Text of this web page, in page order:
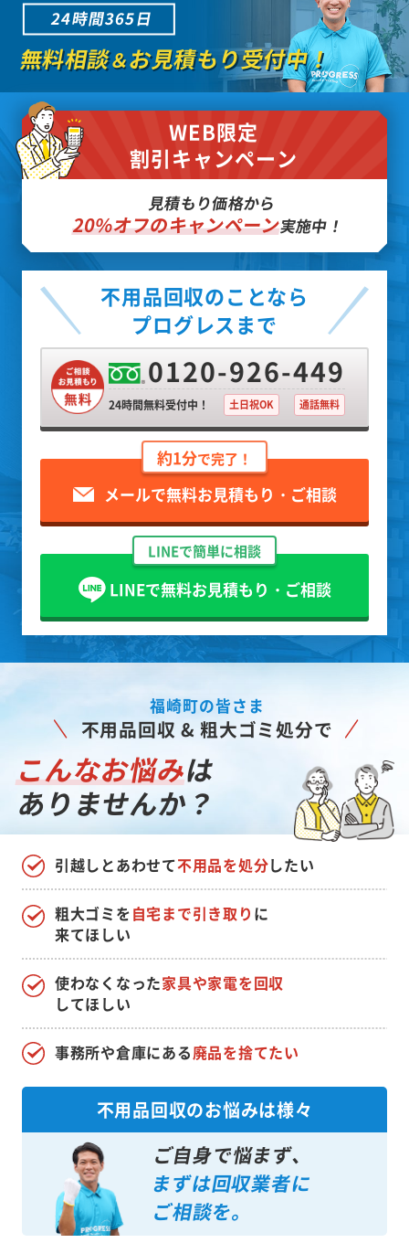
24時間365日
無料相談＆お見積もり受付中！
WEB限定
割引キャンペーン
見積もり価格から
20%オフのキャンペーン実施中！
不用品回収のことなら
プログレスまで
0120-926-449
24時間無料受付中！ 土日祝OK 通話無料
約1分で完了！
メールで無料お見積もり・ご相談
LINEで簡単に相談
LINEで無料お見積もり・ご相談
福崎町の皆さま
不用品回収 & 粗大ゴミ処分で
こんなお悩みは
ありませんか？
引越しとあわせて不用品を処分したい
使わなくなった家具や家電を回収
してほしい
粗大ゴミを自宅まで引き取り に
来てほしい
事務所や倉庫にある廃品を捨てたい
不用品回収のお悩みは様々
ご自身で悩まず、
まずは回収業者に
ご相談を。